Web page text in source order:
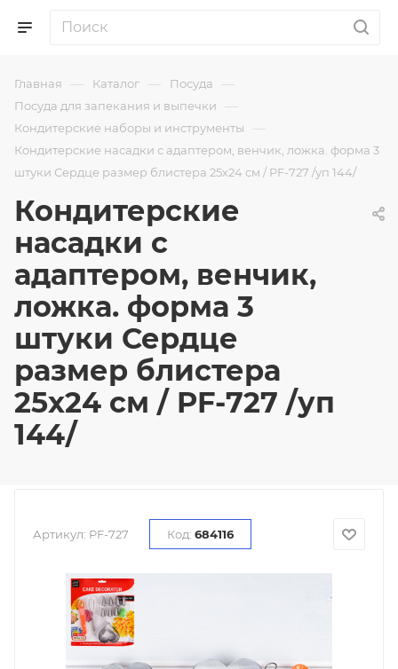
Главная — Каталог — Посуда —
Посуда для запекания и выпечки —
Кондитерские наборы и инструменты —
Кондитерские насадки с адаптером, венчик, ложка. форма 3
штуки Сердце размер блистера 25х24 см / PF-727 /уп 144/
Кондитерские
насадки с
адаптером, венчик,
ложка. форма 3
штуки Сердце
размер блистера
25х24 см / PF-727 /уп
144/
Артикул: PF-727 Код: 684116